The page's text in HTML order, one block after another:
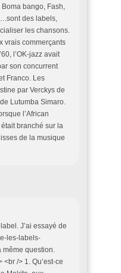
bango, Fash,
des labels,
les chansons.
vrais commerçants
l’OK-jazz avait
son concurrent
Franco. Les
par Verckys de
Lutumba Simaro.
l’African
branché sur la
de la musique
J’ai essayé de
les-labels-
même question.
/> 1. Qu’est-ce